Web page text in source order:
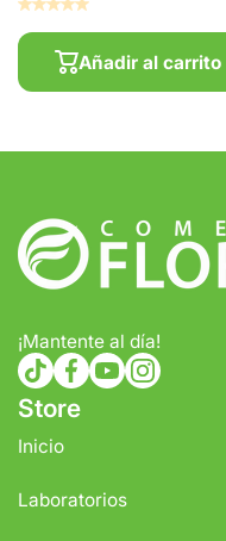
Añadir al carrito
¡Mantente al día!
tiktokcom/
facebookcom/
youtubecom/
Store
Inicio
Laboratorios